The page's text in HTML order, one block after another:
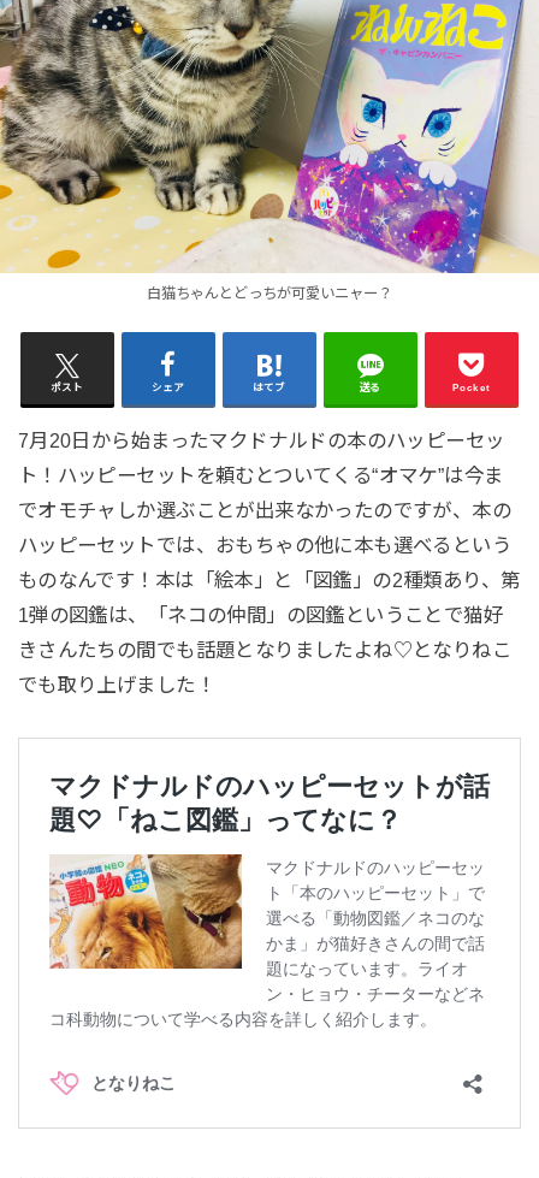
白猫ちゃんとどっちが可愛いニャー？
ポスト シェア はてブ 送る Pocket
7月20日から始まったマクドナルドの本のハッピーセッ
ト！ハッピーセットを頼むとついてくる“オマケ”は今ま
でオモチャしか選ぶことが出来なかったのですが、本の
ハッピーセットでは、おもちゃの他に本も選べるという
ものなんです！本は「絵本」と「図鑑」の2種類あり、第
1弾の図鑑は、「ネコの仲間」の図鑑ということで猫好
きさんたちの間でも話題となりましたよね♡となりねこ
でも取り上げました！